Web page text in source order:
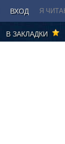
ВХОД Я
В ЗАКЛАДКИ